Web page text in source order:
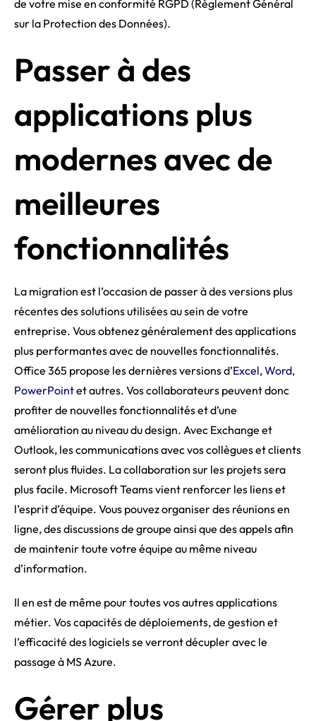
de votre mise en conformité RGPD (Règlement Général
sur la Protection des Données).
Passer à des
applications plus
modernes avec de
meilleures
fonctionnalités
La migration est l’occasion de passer à des versions plus
récentes des solutions utilisées au sein de votre
entreprise. Vous obtenez généralement des applications
plus performantes avec de nouvelles fonctionnalités.
Office 365 propose les dernières versions d’Excel,Word,
PowerPointet autres. Vos collaborateurs peuvent donc
profiter de nouvelles fonctionnalités et d’une
amélioration au niveau du design. Avec Exchange et
Outlook, les communications avec vos collègues et clients
seront plus fluides. La collaboration sur les projets sera
plus facile. Microsoft Teams vient renforcer les liens et
l’esprit d’équipe. Vous pouvez organiser des réunions en
ligne, des discussions de groupe ainsi que des appels afin
de maintenir toute votre équipe au même niveau
d’information.
Il en est de même pour toutes vos autres applications
métier. Vos capacités de déploiements, de gestion et
l’efficacité des logiciels se verront décupler avec le
passage à MS Azure.
Gérer plus